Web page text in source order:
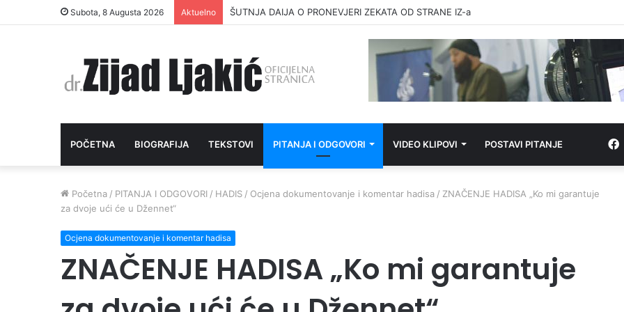
Subota, 8 Augusta 2026 Aktuelno ŠUTNJA DAIJA O PRONEVJERI ZEKATA OD STRANE IZ-a
POČETNA BIOGRAFIJA TEKSTOVI PITANJA I ODGOVORI VIDEO KLIPOVI POSTAVI PITANJE
Početna / PITANJA I ODGOVORI / HADIS / Ocjena dokumentovanje i komentar hadisa / ZNAČENJE HADISA „Ko mi garantuje
za dvoje ući će u Džennet“
Ocjena dokumentovanje i komentar hadisa
ZNAČENJE HADISA „Ko mi garantuje